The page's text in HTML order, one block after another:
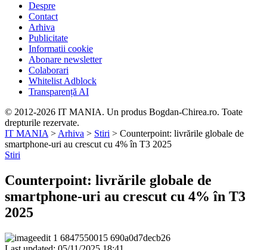
Despre
Contact
Arhiva
Publicitate
Informatii cookie
Abonare newsletter
Colaborari
Whitelist Adblock
Transparență AI
© 2012-2026 IT MANIA. Un produs Bogdan-Chirea.ro. Toate
drepturile rezervate.
IT MANIA > Arhiva > Stiri > Counterpoint: livrările globale de
smartphone-uri au crescut cu 4% în T3 2025
Stiri
Counterpoint: livrările globale de
smartphone-uri au crescut cu 4% în T3
2025